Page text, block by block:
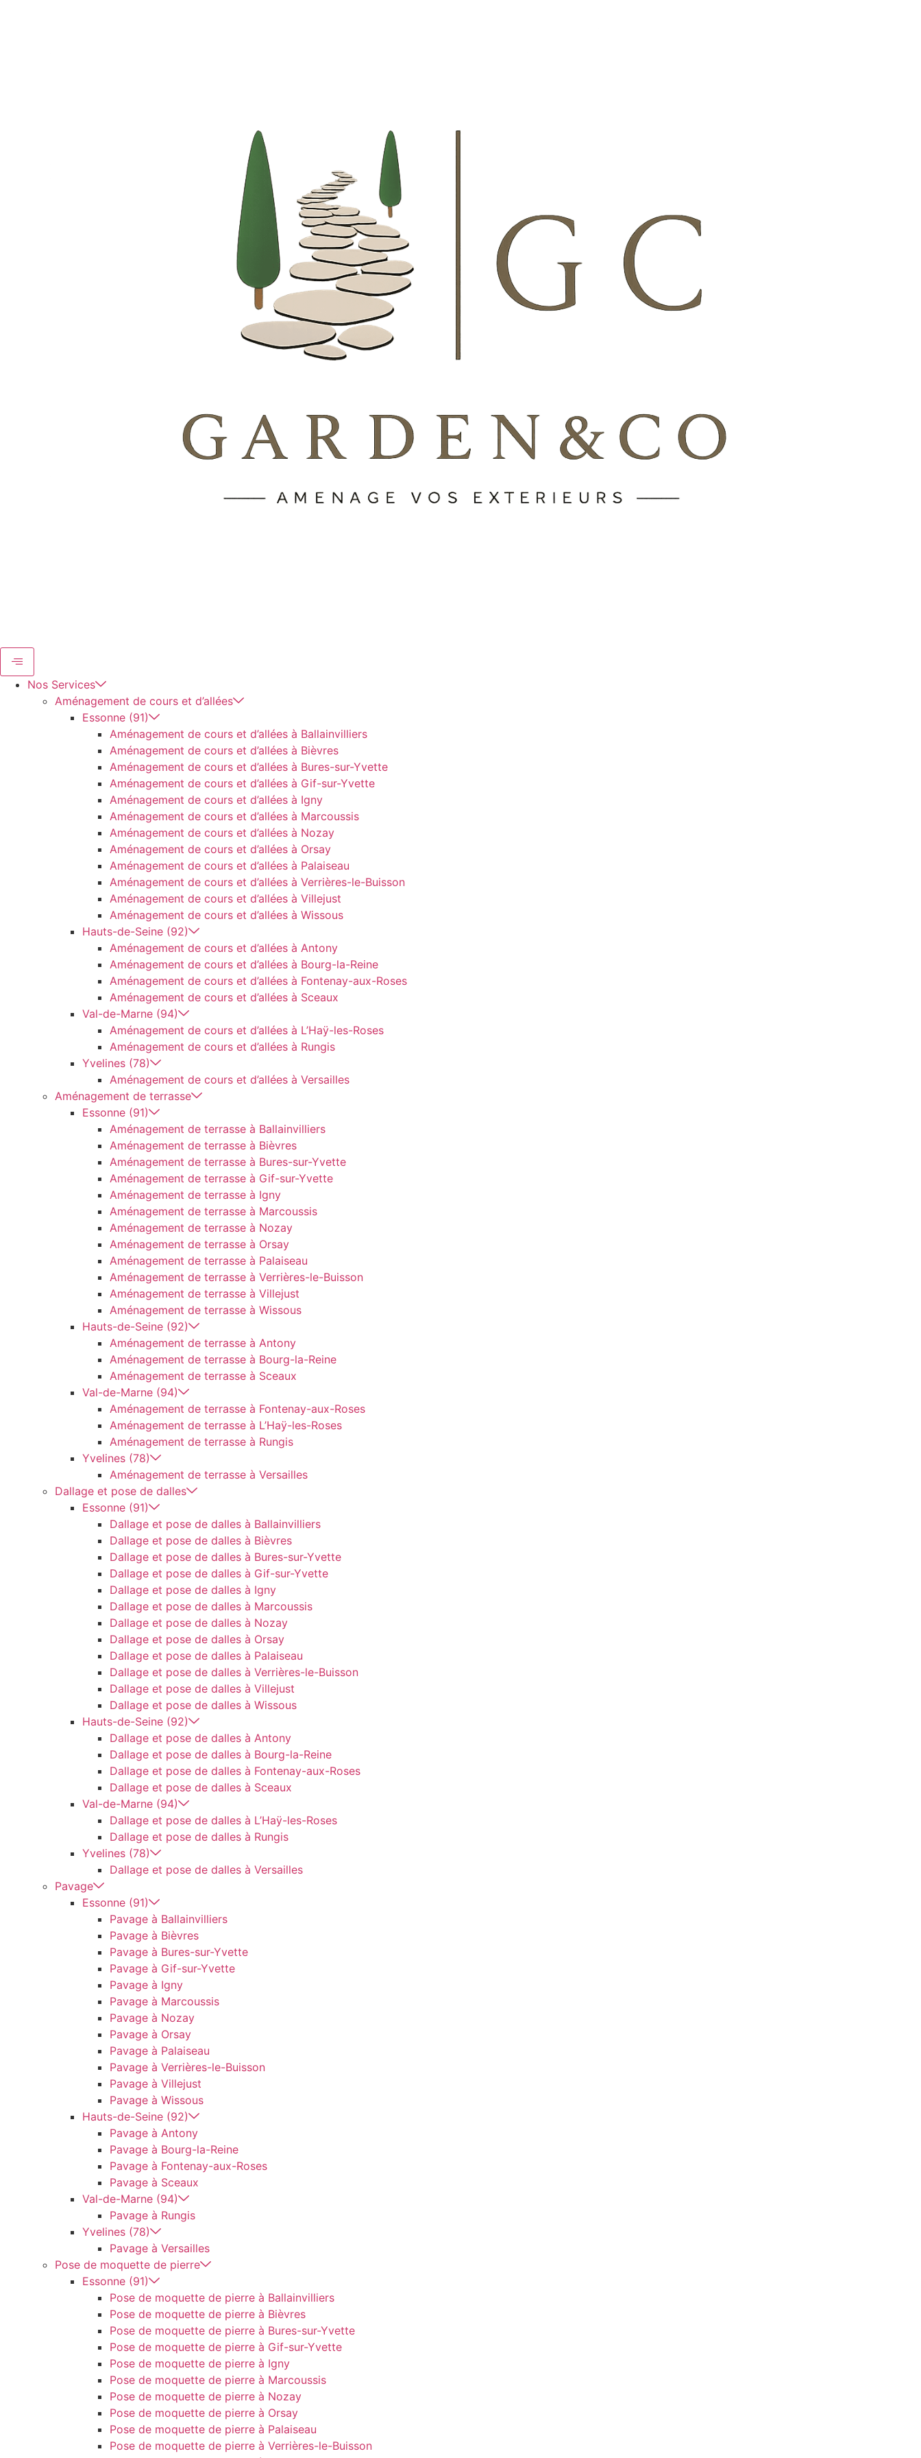
Nos Services
Aménagement de cours et d’allées
Essonne (91)
Aménagement de cours et d’allées à Ballainvilliers
Aménagement de cours et d’allées à Bièvres
Aménagement de cours et d’allées à Bures-sur-Yvette
Aménagement de cours et d’allées à Gif-sur-Yvette
Aménagement de cours et d’allées à Igny
Aménagement de cours et d’allées à Marcoussis
Aménagement de cours et d’allées à Nozay
Aménagement de cours et d’allées à Orsay
Aménagement de cours et d’allées à Palaiseau
Aménagement de cours et d’allées à Verrières-le-Buisson
Aménagement de cours et d’allées à Villejust
Aménagement de cours et d’allées à Wissous
Hauts-de-Seine (92)
Aménagement de cours et d’allées à Antony
Aménagement de cours et d’allées à Bourg-la-Reine
Aménagement de cours et d’allées à Fontenay-aux-Roses
Aménagement de cours et d’allées à Sceaux
Val-de-Marne (94)
Aménagement de cours et d’allées à L’Haÿ-les-Roses
Aménagement de cours et d’allées à Rungis
Yvelines (78)
Aménagement de cours et d’allées à Versailles
Aménagement de terrasse
Essonne (91)
Aménagement de terrasse à Ballainvilliers
Aménagement de terrasse à Bièvres
Aménagement de terrasse à Bures-sur-Yvette
Aménagement de terrasse à Gif-sur-Yvette
Aménagement de terrasse à Igny
Aménagement de terrasse à Marcoussis
Aménagement de terrasse à Nozay
Aménagement de terrasse à Orsay
Aménagement de terrasse à Palaiseau
Aménagement de terrasse à Verrières-le-Buisson
Aménagement de terrasse à Villejust
Aménagement de terrasse à Wissous
Hauts-de-Seine (92)
Aménagement de terrasse à Antony
Aménagement de terrasse à Bourg-la-Reine
Aménagement de terrasse à Sceaux
Val-de-Marne (94)
Aménagement de terrasse à Fontenay-aux-Roses
Aménagement de terrasse à L’Haÿ-les-Roses
Aménagement de terrasse à Rungis
Yvelines (78)
Aménagement de terrasse à Versailles
Dallage et pose de dalles
Essonne (91)
Dallage et pose de dalles à Ballainvilliers
Dallage et pose de dalles à Bièvres
Dallage et pose de dalles à Bures-sur-Yvette
Dallage et pose de dalles à Gif-sur-Yvette
Dallage et pose de dalles à Igny
Dallage et pose de dalles à Marcoussis
Dallage et pose de dalles à Nozay
Dallage et pose de dalles à Orsay
Dallage et pose de dalles à Palaiseau
Dallage et pose de dalles à Verrières-le-Buisson
Dallage et pose de dalles à Villejust
Dallage et pose de dalles à Wissous
Hauts-de-Seine (92)
Dallage et pose de dalles à Antony
Dallage et pose de dalles à Bourg-la-Reine
Dallage et pose de dalles à Fontenay-aux-Roses
Dallage et pose de dalles à Sceaux
Val-de-Marne (94)
Dallage et pose de dalles à L’Haÿ-les-Roses
Dallage et pose de dalles à Rungis
Yvelines (78)
Dallage et pose de dalles à Versailles
Pavage
Essonne (91)
Pavage à Ballainvilliers
Pavage à Bièvres
Pavage à Bures-sur-Yvette
Pavage à Gif-sur-Yvette
Pavage à Igny
Pavage à Marcoussis
Pavage à Nozay
Pavage à Orsay
Pavage à Palaiseau
Pavage à Verrières-le-Buisson
Pavage à Villejust
Pavage à Wissous
Hauts-de-Seine (92)
Pavage à Antony
Pavage à Bourg-la-Reine
Pavage à Fontenay-aux-Roses
Pavage à Sceaux
Val-de-Marne (94)
Pavage à Rungis
Yvelines (78)
Pavage à Versailles
Pose de moquette de pierre
Essonne (91)
Pose de moquette de pierre à Ballainvilliers
Pose de moquette de pierre à Bièvres
Pose de moquette de pierre à Bures-sur-Yvette
Pose de moquette de pierre à Gif-sur-Yvette
Pose de moquette de pierre à Igny
Pose de moquette de pierre à Marcoussis
Pose de moquette de pierre à Nozay
Pose de moquette de pierre à Orsay
Pose de moquette de pierre à Palaiseau
Pose de moquette de pierre à Verrières-le-Buisson